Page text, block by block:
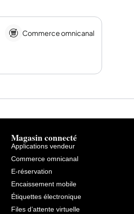
Commerce omnicanal
Magasin connecté
Applications vendeur
Commerce omnicanal
E-réservation
Encaissement mobile
Étiquettes électronique
Files d’attente virtuelle